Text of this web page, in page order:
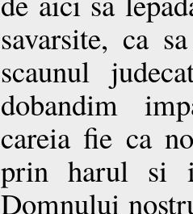
savarsite, ca
scaunul
dobandim
careia fie ca
prin harul si
Domnului